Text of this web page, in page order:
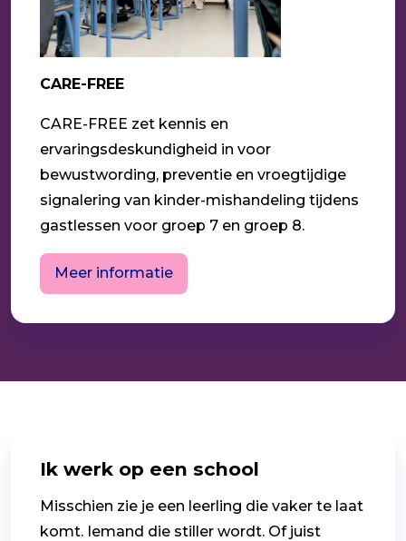
CARE-FREE
CARE-FREE zet kennis en
ervaringsdeskundigheid in voor
bewustwording, preventie en vroegtijdige
signalering van kinder-mishandeling tijdens
gastlessen voor groep 7 en groep 8.
Meer informatie
Ik werk op een school
Misschien zie je een leerling die vaker te laat
komt. Iemand die stiller wordt. Of juist